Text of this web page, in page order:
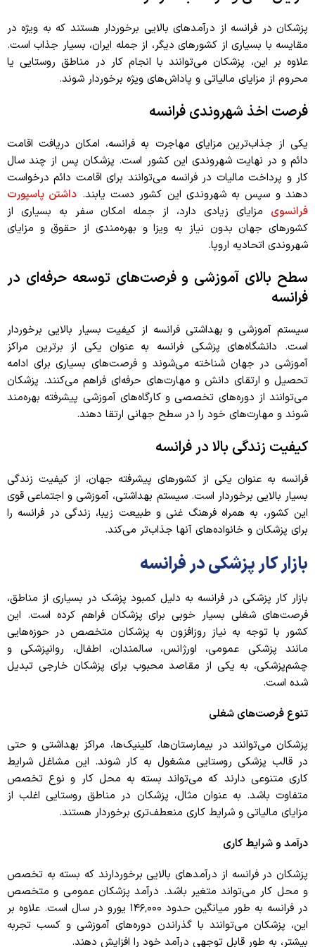
*
پزشکان در فرانسه از درآمدهای بالایی برخوردار هستند که به ویژه در
مقایسه با بسیاری از کشورهای دیگر، از جمله ایران، بسیار جذاب است.
علاوه بر این، پزشکان می‌توانند با انجام کار در مناطق روستایی یا
محروم از مزایای مالیاتی و پاداش‌های ویژه برخوردار شوند.
فرصت اخذ شهروندی فرانسه
یکی از جذاب‌ترین مزایای مهاجرت به فرانسه، امکان دریافت اقامت
دائم و در نهایت شهروندی این کشور است. پزشکان پس از چند سال
کار و پرداخت مالیات در فرانسه می‌توانند برای اقامت دائم درخواست
دهند و سپس به شهروندی این کشور دست یابند. داشتن پاسپورت
فرانسوی مزایای زیادی دارد، از جمله امکان سفر به بسیاری از
کشورهای جهان بدون نیاز به ویزا و بهره‌مندی از حقوق و مزایای
شهروندی اتحادیه اروپا.
سطح بالای آموزشی و فرصت‌های توسعه حرفه‌ای در
فرانسه
سیستم آموزشی و بهداشتی فرانسه از کیفیت بسیار بالایی برخوردار
است. دانشگاه‌های پزشکی فرانسه به عنوان یکی از برترین مراکز
آموزشی در جهان شناخته می‌شوند و فرصت‌های بسیاری برای ادامه
تحصیل و ارتقای دانش و مهارت‌های حرفه‌ای فراهم می‌کنند. پزشکان
می‌توانند از دوره‌های تخصصی و کارگاه‌های آموزشی پیشرفته بهره‌مند
شوند و مهارت‌های خود را در سطح جهانی ارتقا دهند.
کیفیت زندگی بالا در فرانسه
فرانسه به عنوان یکی از کشورهای پیشرفته جهان، از کیفیت زندگی
بسیار بالایی برخوردار است. سیستم بهداشتی، آموزشی و اجتماعی قوی
این کشور، به همراه فرهنگ غنی و طبیعت زیبا، زندگی در فرانسه را
برای پزشکان و خانواده‌های آنها جذاب‌تر می‌کند.
بازار کار پزشکی در فرانسه
بازار کار پزشکی در فرانسه به دلیل کمبود پزشک در بسیاری از مناطق،
فرصت‌های شغلی بسیار خوبی برای پزشکان فراهم کرده است. این
کشور با توجه به نیاز روزافزون به پزشکان متخصص در حوزه‌هایی
مانند پزشکی عمومی، اورژانس، سالمندان، اطفال، روانپزشکی و
چشم‌پزشکی، به یکی از مقاصد محبوب برای پزشکان خارجی تبدیل
شده است.
تنوع فرصت‌های شغلی
پزشکان می‌توانند در بیمارستان‌ها، کلینیک‌ها، مراکز بهداشتی و حتی
در قالب پزشکی روستایی مشغول به کار شوند. این مشاغل شرایط
کاری متنوعی دارند که می‌تواند بسته به محل کار و نوع تخصص
متفاوت باشد. به عنوان مثال، پزشکان در مناطق روستایی اغلب از
مزایای مالیاتی و شرایط کاری منعطف‌تری برخوردار هستند.
درآمد و شرایط کاری
پزشکان در فرانسه از درآمدهای بالایی برخوردارند که بسته به تخصص
و محل کار می‌تواند متغیر باشد. درآمد پزشکان عمومی و متخصص
در فرانسه به طور میانگین حدود ۱۴۶٬۰۰۰ یورو در سال است. علاوه بر
این، پزشکان می‌توانند با گذراندن دوره‌های آموزشی و کسب تجربه
بیشتر، به طور قابل توجهی درآمد خود را افزایش دهند.